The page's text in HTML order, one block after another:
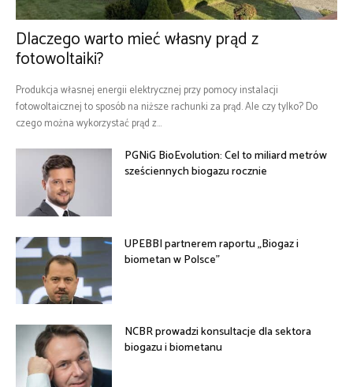
Dlaczego warto mieć własny prąd z
fotowoltaiki?
Produkcja własnej energii elektrycznej przy pomocy instalacji
fotowoltaicznej to sposób na niższe rachunki za prąd. Ale czy tylko? Do
czego można wykorzystać prąd z...
PGNiG BioEvolution: Cel to miliard metrów
sześciennych biogazu rocznie
UPEBBI partnerem raportu „Biogaz i
biometan w Polsce”
NCBR prowadzi konsultacje dla sektora
biogazu i biometanu